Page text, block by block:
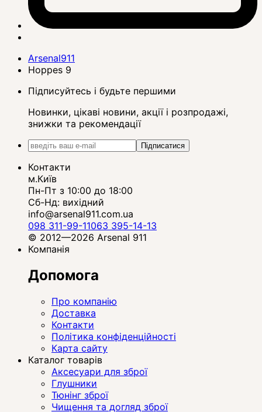
Arsenal911
Hoppes 9
Підписуйтесь і будьте першими
Новинки, цікаві новини, акції і розпродажі,
знижки та рекомендації
Підписатися
Контакти
м.Київ
Пн-Пт з 10:00 до 18:00
Сб-Нд: вихідний
info@arsenal911.com.ua
098 311-99-11063 395-14-13
© 2012—2026 Arsenal 911
Компанія
Допомога
Про компанію
Доставка
Контакти
Політика конфіденційності
Карта сайту
Каталог товарів
Аксесуари для зброї
Глушники
Тюнінг зброї
Чищення та догляд зброї